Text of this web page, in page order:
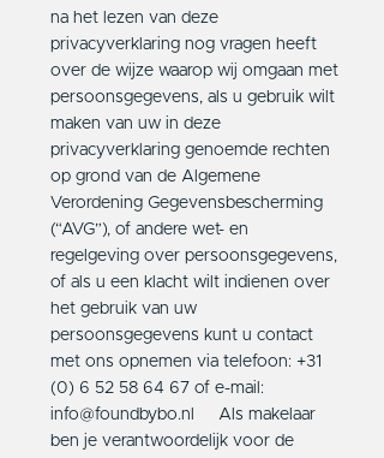
na het lezen van deze
privacyverklaring nog vragen heeft
over de wijze waarop wij omgaan met
persoonsgegevens, als u gebruik wilt
maken van uw in deze
privacyverklaring genoemde rechten
op grond van de Algemene
Verordening Gegevensbescherming
(“AVG”), of andere wet- en
regelgeving over persoonsgegevens,
of als u een klacht wilt indienen over
het gebruik van uw
persoonsgegevens kunt u contact
met ons opnemen via telefoon: +31
(0) 6 52 58 64 67 of e-mail:
info@foundbybo.nl Als makelaar
ben je verantwoordelijk voor de